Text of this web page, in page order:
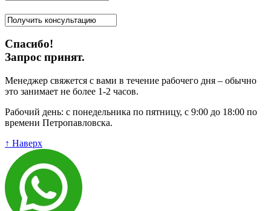
Спасибо!
Запрос принят.
Менеджер свяжется с вами в течение рабочего дня – обычно
это занимает не более 1-2 часов.
Рабочий день: с понедельника по пятницу, с 9:00 до 18:00 по
времени Петропавловска.
↑ Наверх